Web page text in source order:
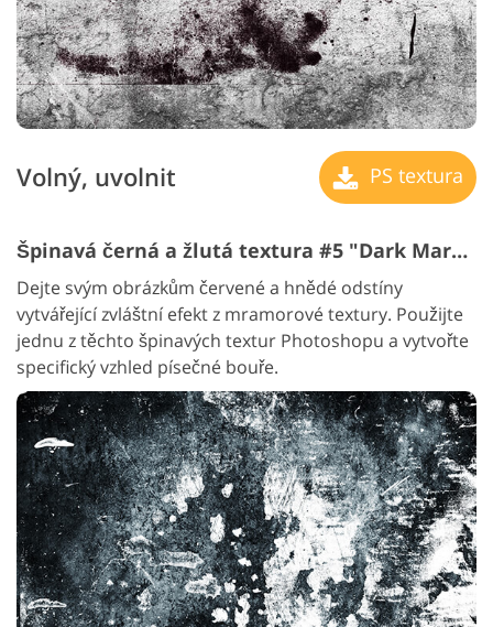
Volný, uvolnit PS textura
Špinavá černá a žlutá textura #5 "Dark Marble"
Dejte svým obrázkům červené a hnědé odstíny
vytvářející zvláštní efekt z mramorové textury. Použijte
jednu z těchto špinavých textur Photoshopu a vytvořte
specifický vzhled písečné bouře.